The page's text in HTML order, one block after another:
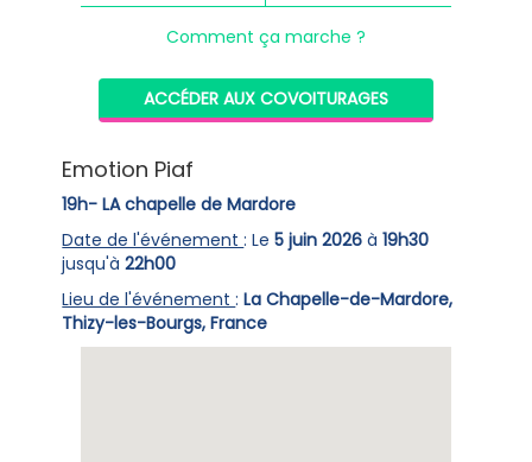
Comment ça marche ?
ACCÉDER AUX COVOITURAGES
Emotion Piaf
19h- LA chapelle de Mardore
Date de l'événement: Le5 juin 2026 à19h30
jusqu'à22h00
Lieu de l'événement:La Chapelle-de-Mardore,
Thizy-les-Bourgs, France